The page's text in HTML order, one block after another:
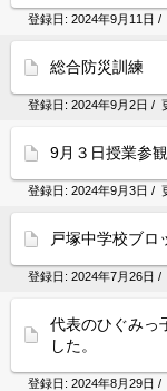
登録日: 2024年9月11日 /
総合防災訓練
登録日: 2024年9月2日 /
9月３日授業参
登録日: 2024年9月3日 /
戸塚中学校ブロ
登録日: 2024年7月26日 /
代表のひぐみっ
した。
登録日: 2024年8月29日 /